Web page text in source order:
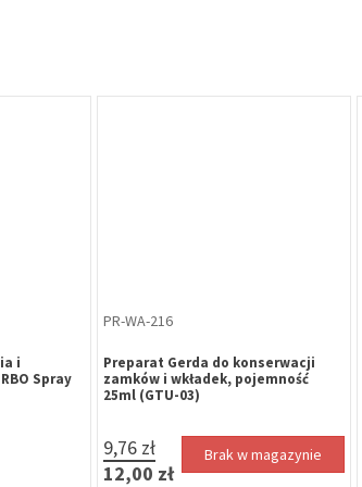
i
Spray
PR-WA-216
Preparat Gerda do konserwacji
zamków i wkładek, pojemność
25ml (GTU-03)
9,76 zł
12,00 zł
Brak w magazynie